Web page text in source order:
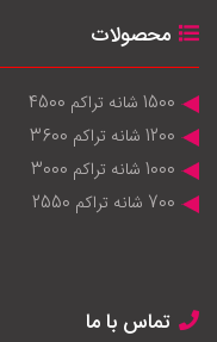
محصولات
1500 شانه تراکم 4500
1200 شانه تراکم 3600
1000 شانه تراکم 3000
700 شانه تراکم 2550
تماس با ما